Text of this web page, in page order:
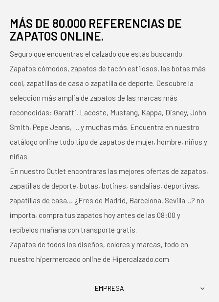
MÁS DE 80.000 REFERENCIAS DE
ZAPATOS ONLINE.
Seguro que encuentras el calzado que estás buscando.
Zapatos cómodos, zapatos de tacón estilosos, las botas más
cool, zapatillas de casa o zapatilla de deporte. Descubre la
selección más amplia de zapatos de las marcas más
reconocidas: Garatti, Lacoste, Mustang, Kappa, Disney, John
Smith, Pepe Jeans, … y muchas más. Encuentra en nuestro
catálogo online todo tipo de zapatos de mujer, hombre, niños y
niñas.
En nuestro Outlet encontraras las mejores ofertas de zapatos,
zapatillas de deporte, botas, botines, sandalias, deportivas,
zapatillas de casa… ¿Eres de Madrid, Barcelona, Sevilla…? no
importa, compra tus zapatos hoy antes de las 08:00 y
recíbelos mañana con transporte gratis.
Zapatos de todos los diseños, colores y marcas, todo en
nuestro hipermercado online de Hipercalzado.com
EMPRESA 